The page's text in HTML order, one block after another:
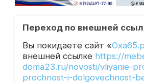
Переход по внешней
Вы покидаете сайт «
внешней ссылке https://
doma23.ru/novosti/vliyanie-
prochnost-i-dolgovechnost-